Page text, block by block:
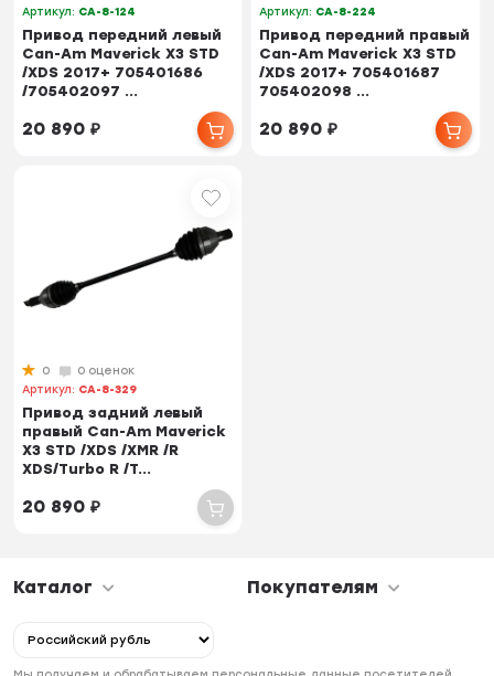
Артикул: CA-8-124
Привод передний левый
Can-Am Maverick X3 STD
/XDS 2017+ 705401686
/705402097 ...
20 890₽
Артикул: CA-8-224
Привод передний правый
Can-Am Maverick X3 STD
/XDS 2017+ 705401687
705402098 ...
20 890₽
0
0 оценок
Артикул: CA-8-329
Привод задний левый
правый Can-Am Maverick
X3 STD /XDS /XMR /R
XDS/Turbo R /T...
20 890₽
Каталог Покупателям